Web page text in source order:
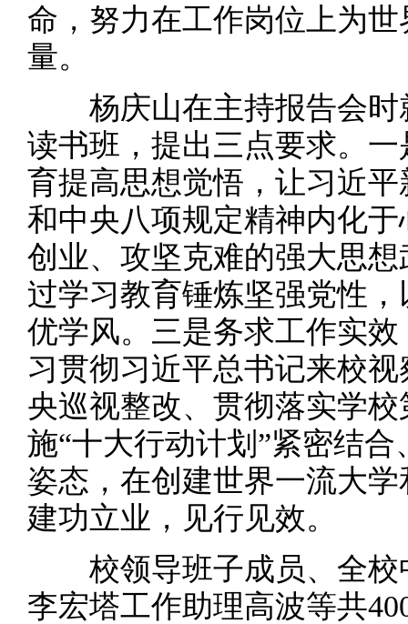
命，努力在工作岗位上为
量。
杨庆山在主持报告会时
读书班，提出三点要求。
育提高思想觉悟，让习近
和中央八项规定精神内化
创业、攻坚克难的强大思
过学习教育锤炼坚强党性
优学风。三是务求工作实
习贯彻习近平总书记来校
央巡视整改、贯彻落实学
施“十大行动计划”紧密结
姿态，在创建世界一流大
建功立业，见行见效。
校领导班子成员、全校
李宏塔工作助理高波等共